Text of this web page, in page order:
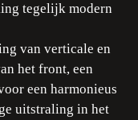
tegelijk modern
van verticale en
het front, een
een harmonieus
uitstraling in het